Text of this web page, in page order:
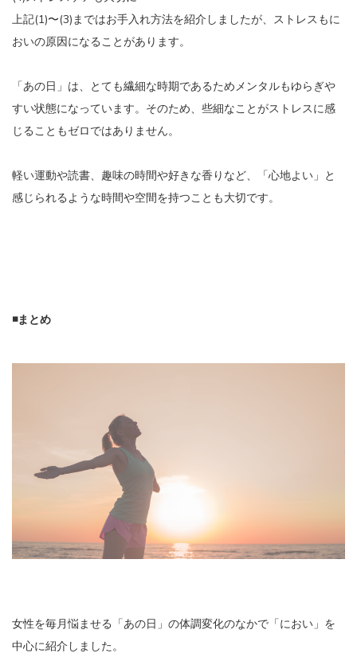
上記(1)〜(3)まではお手入れ方法を紹介しましたが、ストレスもに
おいの原因になることがあります。
「あの日」は、とても繊細な時期であるためメンタルもゆらぎや
すい状態になっています。そのため、些細なことがストレスに感
じることもゼロではありません。
軽い運動や読書、趣味の時間や好きな香りなど、「心地よい」と
感じられるような時間や空間を持つことも大切です。
◾️まとめ
女性を毎月悩ませる「あの日」の体調変化のなかで「におい」を
中心に紹介しました。